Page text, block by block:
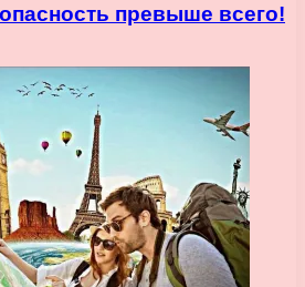
превыше всего!